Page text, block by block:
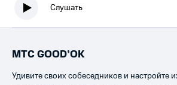
Слушать
МТС GOOD’OK
Удивите своих собеседников и настройте